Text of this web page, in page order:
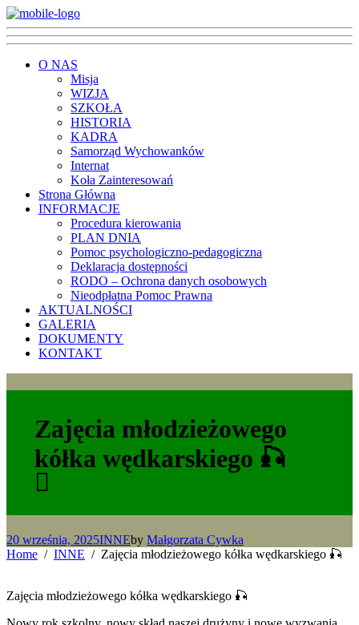
O NAS
Misja
WIZJA
SZKOŁA
HISTORIA
KADRA
Samorząd Wychowanków
Internat
Koła Zainteresowań
Strona Główna
INFORMACJE
Procedura kierowania
PLAN DNIA
Pomoc psychologiczno-pedagogiczna
Deklaracja dostępności
RODO – Ochrona danych osobowych
Nieodpłatna Pomoc Prawna
AKTUALNOŚCI
GALERIA
DOKUMENTY
KONTAKT
Zajęcia młodzieżowego
kółka wędkarskiego 🎣
20 września, 2025INNEby Małgorzata Cywka
Home
INNE Zajęcia młodzieżowego kółka wędkarskiego 🎣
Zajęcia młodzieżowego kółka wędkarskiego 🎣